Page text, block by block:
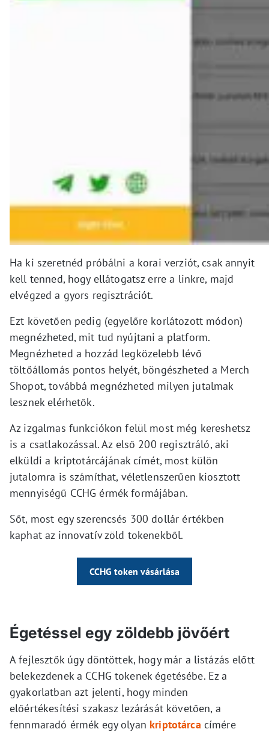
Ha ki szeretnéd próbálni a korai verziót, csak annyit
kell tenned, hogy ellátogatsz erre a linkre, majd
elvégzed a gyors regisztrációt.
Ezt követően pedig (egyelőre korlátozott módon)
megnézheted, mit tud nyújtani a platform.
Megnézheted a hozzád legközelebb lévő
töltőállomás pontos helyét, böngészheted a Merch
Shopot, továbbá megnézheted milyen jutalmak
lesznek elérhetők.
Az izgalmas funkciókon felül most még kereshetsz
is a csatlakozással. Az első 200 regisztráló, aki
elküldi a kriptotárcájának címét, most külön
jutalomra is számíthat, véletlenszerűen kiosztott
mennyiségű CCHG érmék formájában.
Sőt, most egy szerencsés 300 dollár értékben
kaphat az innovatív zöld tokenekből.
CCHG token vásárlása
Égetéssel egy zöldebb jövőért
A fejlesztők úgy döntöttek, hogy már a listázás előtt
belekezdenek a CCHG tokenek égetésébe. Ez a
gyakorlatban azt jelenti, hogy minden
előértékesítési szakasz lezárását követően, a
fennmaradó érmék egy olyan kriptotárca címére